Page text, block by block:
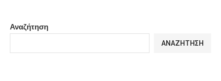
Αναζήτηση
ΑΝΑΖΉΤΗΣΗ